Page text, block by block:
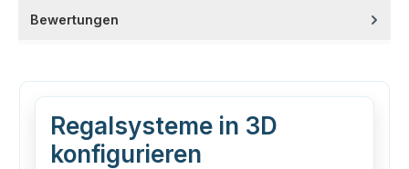
Bewertungen
Regalsysteme in 3D
konfigurieren